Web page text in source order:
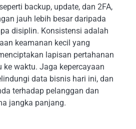
backup, update, dan 2FA,
jauh lebih besar daripada
disiplin. Konsistensi adalah
keamanan kecil yang
lapisan pertahanan
waktu. Jaga kepercayaan
data bisnis hari ini, dan
terhadap pelanggan dan
jangka panjang.